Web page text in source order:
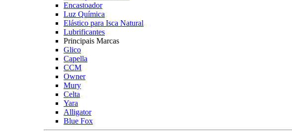
Encastoador
Luz Química
Elástico para Isca Natural
Lubrificantes
Principais Marcas
Glico
Capella
CCM
Owner
Mury
Celta
Yara
Alligator
Blue Fox